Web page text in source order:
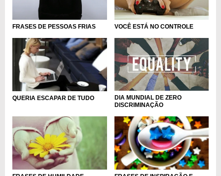
FRASES DE PESSOAS FRIAS VOCÊ ESTÁ NO CONTROLE
QUERIA ESCAPAR DE TUDO
DIA MUNDIAL DE ZERO
DISCRIMINAÇÃO